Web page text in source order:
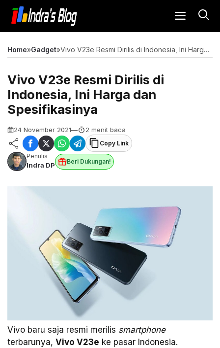
Langsung
isi
MENU
Home»Gadget» Vivo V23e Resmi Dirilis di Indonesia, Ini Harga dan Spesifikasinya
Vivo V23e Resmi Dirilis di
Indonesia, Ini Harga dan
Spesifikasinya
24 November 2021— 2 menit baca
Copy Link
Penulis
Indra DP Beri Dukungan!
Vivo baru saja resmi merilis smartphone
terbarunya, Vivo V23e ke pasar Indonesia.